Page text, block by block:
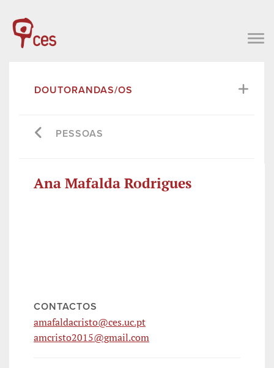
DOUTORANDAS/OS
PESSOAS
Ana Mafalda Rodrigues
CONTACTOS
amafaldacristo@ces.uc.pt
amcristo2015@gmail.com